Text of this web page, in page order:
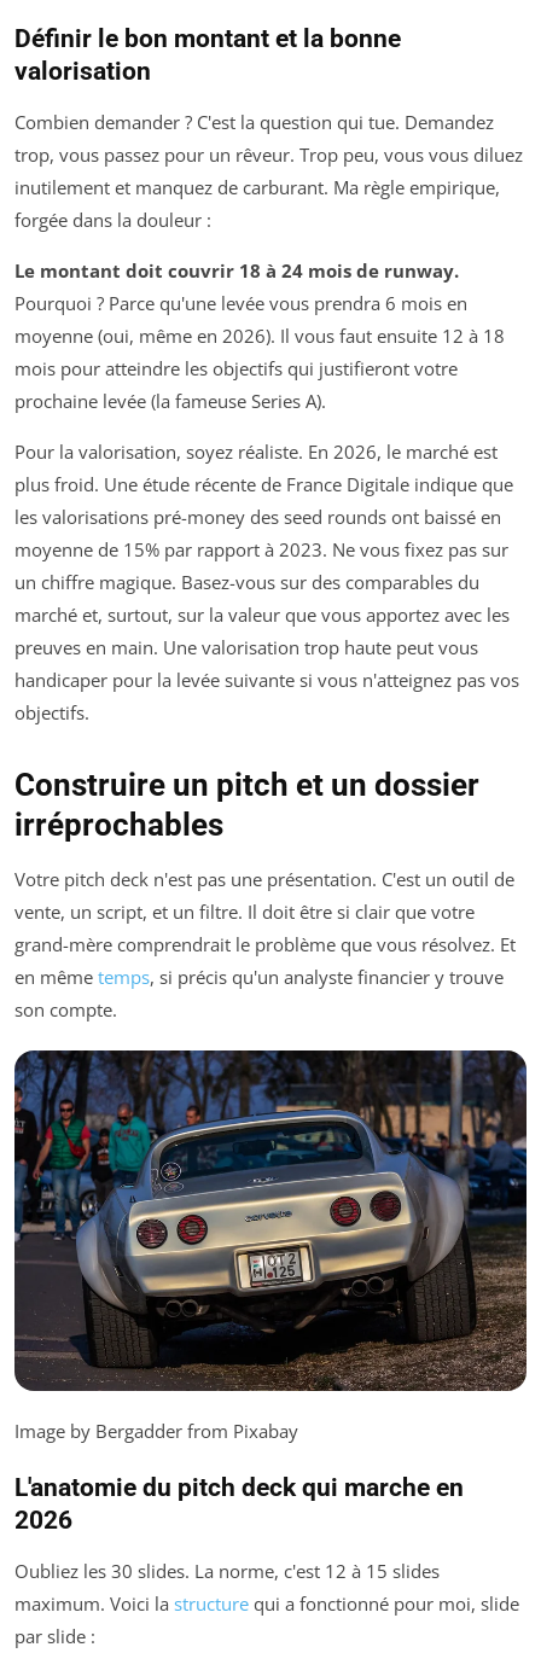
Définir le bon montant et la bonne
valorisation
Combien demander ? C'est la question qui tue. Demandez
trop, vous passez pour un rêveur. Trop peu, vous vous diluez
inutilement et manquez de carburant. Ma règle empirique,
forgée dans la douleur :
Le montant doit couvrir 18 à 24 mois de runway.
Pourquoi ? Parce qu'une levée vous prendra 6 mois en
moyenne (oui, même en 2026). Il vous faut ensuite 12 à 18
mois pour atteindre les objectifs qui justifieront votre
prochaine levée (la fameuse Series A).
Pour la valorisation, soyez réaliste. En 2026, le marché est
plus froid. Une étude récente de France Digitale indique que
les valorisations pré-money des seed rounds ont baissé en
moyenne de 15% par rapport à 2023. Ne vous fixez pas sur
un chiffre magique. Basez-vous sur des comparables du
marché et, surtout, sur la valeur que vous apportez avec les
preuves en main. Une valorisation trop haute peut vous
handicaper pour la levée suivante si vous n'atteignez pas vos
objectifs.
Construire un pitch et un dossier
irréprochables
Votre pitch deck n'est pas une présentation. C'est un outil de
vente, un script, et un filtre. Il doit être si clair que votre
grand-mère comprendrait le problème que vous résolvez. Et
en même temps, si précis qu'un analyste financier y trouve
son compte.
Image by Bergadder from Pixabay
L'anatomie du pitch deck qui marche en
2026
Oubliez les 30 slides. La norme, c'est 12 à 15 slides
maximum. Voici la structure qui a fonctionné pour moi, slide
par slide :